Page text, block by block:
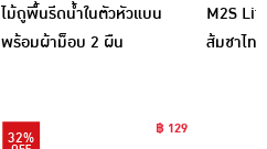
ไม้ถูพื้นรีดน้ำในตัวหัวแบน
พร้อมผ้าม็อบ 2 ผืน
32%
฿ 129
M2S
ส้มชาไท